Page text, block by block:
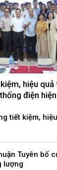
hiệu quả
điện
tiết kiệm,
Tuyên bố
lượng